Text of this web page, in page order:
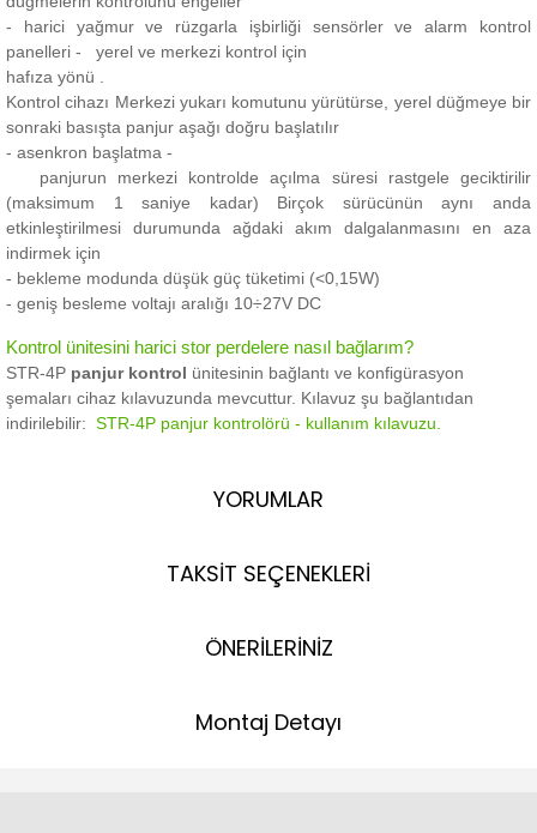
- harici yağmur ve rüzgarla işbirliği sensörler ve alarm kontrol
panelleri -
yerel ve merkezi kontrol için
hafıza yönü .
Kontrol cihazı Merkezi yukarı komutunu yürütürse, yerel düğmeye bir
sonraki basışta panjur aşağı doğru başlatılır
- asenkron başlatma -
panjurun merkezi kontrolde açılma süresi rastgele geciktirilir
(maksimum 1 saniye kadar) Birçok sürücünün aynı anda
etkinleştirilmesi durumunda ağdaki akım dalgalanmasını en aza
indirmek için
- bekleme modunda düşük güç tüketimi (<0,15W)
- geniş besleme voltajı aralığı 10÷27V DC
Kontrol ünitesini harici stor perdelere nasıl bağlarım?
STR-4P panjur kontrol ünitesinin bağlantı ve konfigürasyon
şemaları cihaz kılavuzunda mevcuttur. Kılavuz şu bağlantıdan
indirilebilir: STR-4P panjur kontrolörü - kullanım kılavuzu.
YORUMLAR
TAKSİT SEÇENEKLERİ
ÖNERİLERİNİZ
Montaj Detayı